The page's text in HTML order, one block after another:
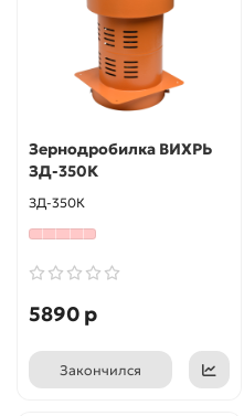
Зернодробилка ВИХРЬ
ЗД-350К
ЗД-350К
5890 р
Закончился